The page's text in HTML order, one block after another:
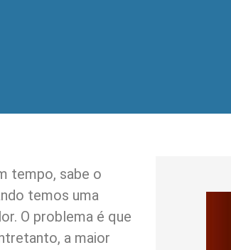
tempo, sabe o
temos uma
O problema é que
a maior